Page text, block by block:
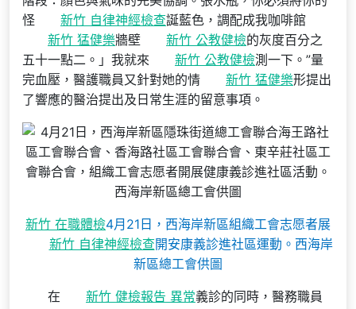
怪
新竹 自律神經檢查誕藍色，調配成我咖啡館
新竹 猛健樂牆壁 新竹 公教健檢的灰度百分之
五十一點二。」我就來
新竹 公教健檢測一下。”量
完血壓，醫護職員又針對她的情
新竹 猛健樂形提出
了響應的醫治提出及日常生涯的留意事項。
新竹 在職體檢4月21日，西海岸新區組織工會志愿者展
新竹 自律神經檢查開安康義診進社區運動。西海岸
新區總工會供圖
在 新竹 健檢報告 異常義診的同時，醫務職員